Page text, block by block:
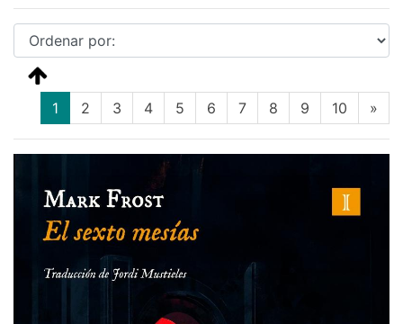
1 (current)
2 3 4 5 6 7 8 9 10 »